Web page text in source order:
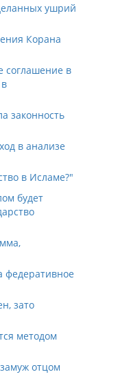
ушрий
Корана
соглашение в
законность
в анализе
в Исламе?"
будет
федеративное
зато
методом
отцом